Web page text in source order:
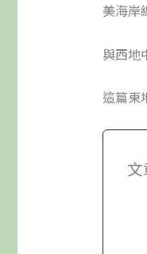
美海岸
與西地
這篇東